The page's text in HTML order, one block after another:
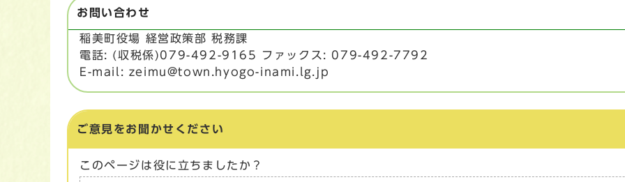
お問い合わせ
稲美町役場 経営政策部 税務課
電話: (収税係)079-492-9165 ファックス: 079-492-7792
E-mail: zeimu@town.hyogo-inami.lg.jp
ご意見をお聞かせください
このページは役に立ちましたか？